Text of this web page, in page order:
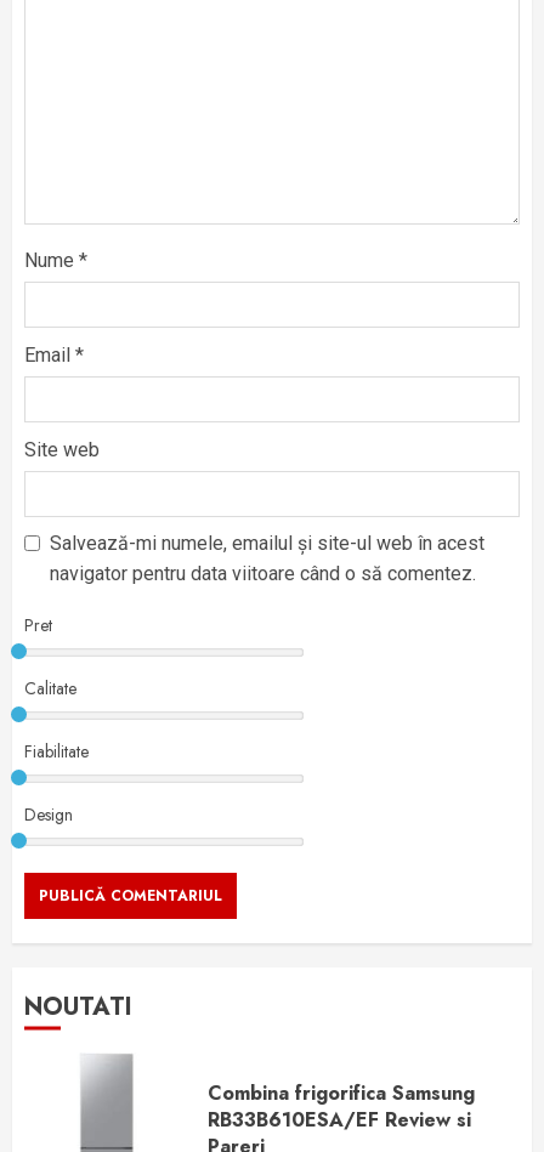
Nume *
Email *
Site web
Salvează-mi numele, emailul și site-ul web în acest
navigator pentru data viitoare când o să comentez.
Pret
Calitate
Fiabilitate
Design
NOUTATI
Combina frigorifica Samsung
RB33B610ESA/EF Review si